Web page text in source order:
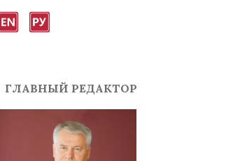
ГЛАВНЫЙ РЕДАКТОР